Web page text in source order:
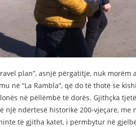
plan”, asnjë përgatitje, nuk
në “La Rambla”, që do të thotë se
në pëllëmbë të dorës. Gjithçka
një ndërtesë historike 200-vjeçare,
të gjitha katet, i përmbytur në